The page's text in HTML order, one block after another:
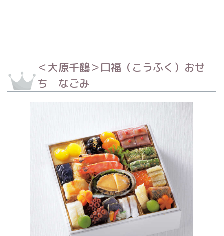
＜大原千鶴＞口福（こうふく）おせ
ち なごみ